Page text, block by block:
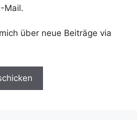
Mail.
über neue Beiträge via